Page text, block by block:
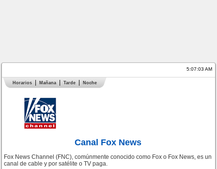
5:07:03 AM
Horarios Mañana Tarde Noche
Canal Fox News
Fox News Channel (FNC), comúnmente conocido como Fox o Fox News, es un
canal de cable y por satélite o TV paga.